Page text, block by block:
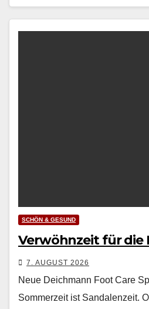
SCHÖN & GESUND
Verwöhnzeit für die
7. AUGUST 2026
Neue Deichmann Foot Care
Som­merzeit ist San­dalen­zeit.